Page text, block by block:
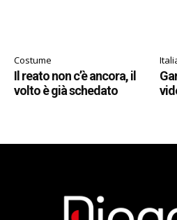
Costume
Il reato non c’è ancora, il
volto è già schedato